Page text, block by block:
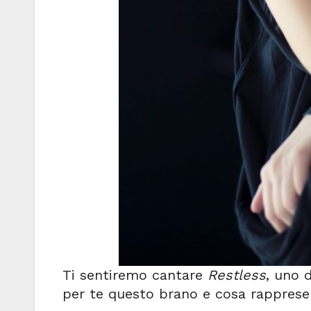
Ti sentiremo cantare Restless, uno
per te questo brano e cosa